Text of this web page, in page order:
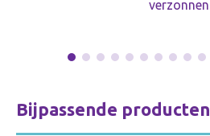
verzonnen.
Bijpassende producten